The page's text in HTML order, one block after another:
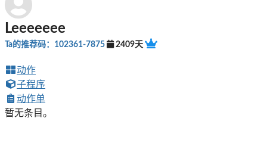
Leeeeeee
Ta的推荐码：102361-7875 2409天
动作
子程序
动作单
暂无条目。